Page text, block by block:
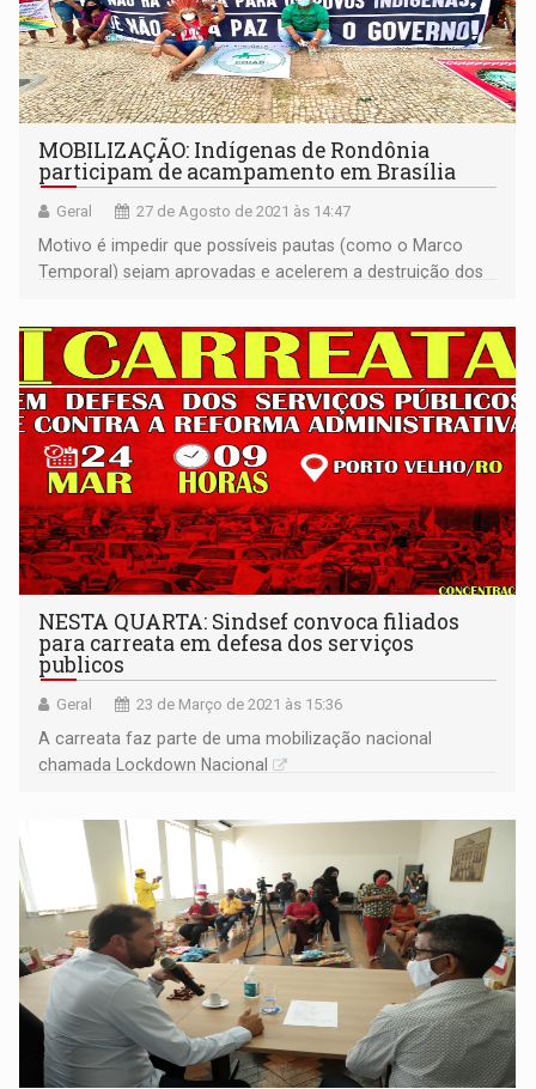
MOBILIZAÇÃO: Indígenas de Rondônia
participam de acampamento em Brasília
Geral 27 de Agosto de 2021 às 14:47
Motivo é impedir que possíveis pautas (como o Marco
Temporal) sejam aprovadas e acelerem a destruição dos
NESTA QUARTA: Sindsef convoca filiados
para carreata em defesa dos serviços
publicos
Geral 23 de Março de 2021 às 15:36
A carreata faz parte de uma mobilização nacional
chamada Lockdown Nacional